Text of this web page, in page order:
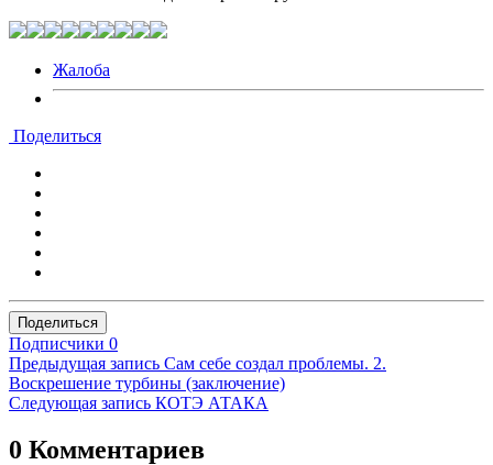
Жалоба
Поделиться
Поделиться
Подписчики 0
Предыдущая запись Сам себе создал проблемы. 2.
Воскрешение турбины (заключение)
Следующая запись КОТЭ АТАКА
0 Комментариев